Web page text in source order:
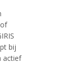
bij
actief